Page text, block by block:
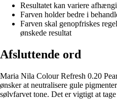
Resultatet kan variere
Farven holder bedre i
Farven skal genopfriskes
ønskede resultat
Afsluttende ord
Maria Nila Colour Refresh 0.20
ønsker at neutralisere gule
sølvfarvet tone. Det er vigtigt at